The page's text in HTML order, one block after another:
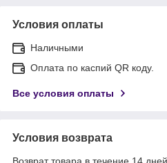
Условия оплаты
Наличными
Оплата по каспий QR коду.
Все условия оплаты
Условия возврата
Возврат товара в течение 14